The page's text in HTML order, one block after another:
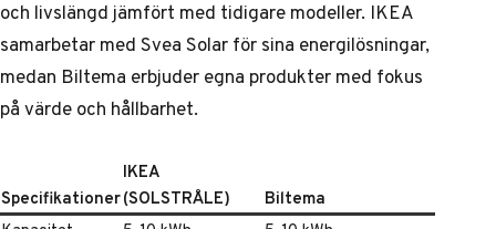
och livslängd jämfört med tidigare modeller. IKEA
samarbetar med Svea Solar för sina energilösningar,
medan Biltema erbjuder egna produkter med fokus
på värde och hållbarhet.
Specifikationer
IKEA
(SOLSTRÅLE)
Biltema